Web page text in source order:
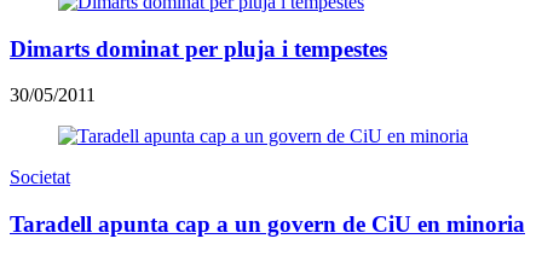
Dimarts dominat per pluja i tempestes
30/05/2011
Societat
Taradell apunta cap a un govern de CiU en minoria